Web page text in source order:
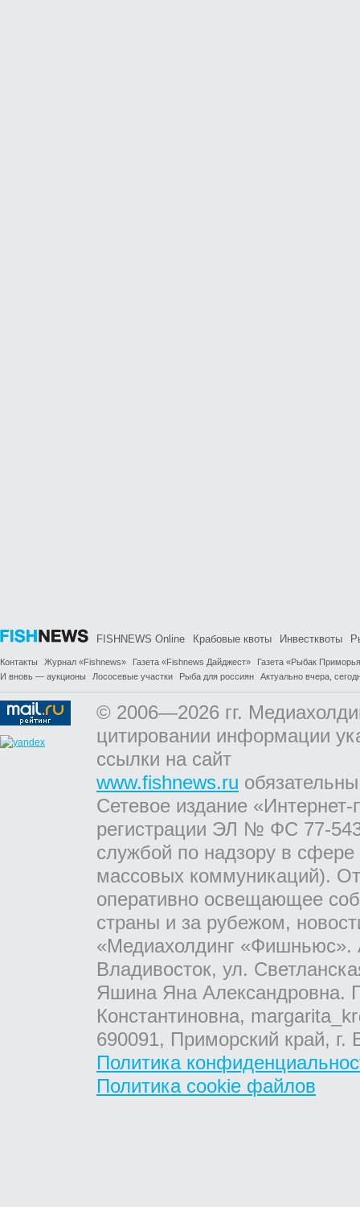
FISHNEWS Online Крабовые квоты Инвестквоты
Контакты Журнал «Fishnews» Газета «Fishnews Дайджест»
Газета «Рыбак
И вновь — аукционы
Лососевые участки Рыба для россиян Актуально вчера,
© 2006—2026 гг.
цитировании информации
ссылки на сайт
www.fishnews.ru
Сетевое издание
регистрации ЭЛ № ФС 77-
службой по надзору в
массовых коммуникаций).
оперативно освещающее
страны и за рубежом,
«Медиахолдинг «Фишньюс».
Владивосток, ул.
Яшина Яна Александровна.
Константиновна,
690091, Приморский край,
Политика
Политика cookie файлов